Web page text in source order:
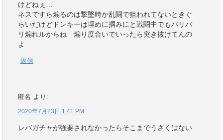
けどねぇ…
ネスですら煽るのは撃墜時か乱闘で狙われてないときぐ
らいだけどドンキーは埋めに掴みにと戦闘中でもバリバ
リ煽れルからね 煽り度合いでいったら突き抜けてんの
よ
返信
匿名 より:
2020年7月23日 1:41 PM
レバガチャが強要されなかったらそこまでうざくはない